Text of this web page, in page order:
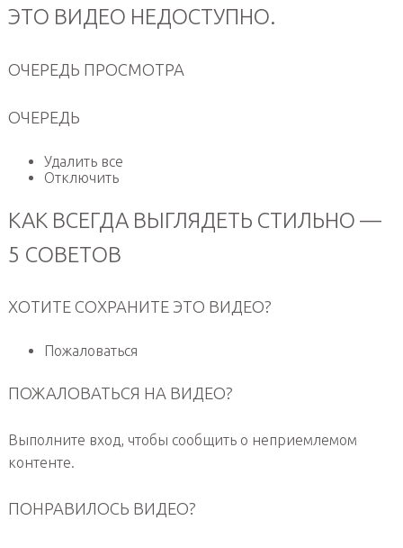
ЭТО ВИДЕО НЕДОСТУПНО.
ОЧЕРЕДЬ ПРОСМОТРА
ОЧЕРЕДЬ
Удалить все
Отключить
КАК ВСЕГДА ВЫГЛЯДЕТЬ СТИЛЬНО —
5 СОВЕТОВ
ХОТИТЕ СОХРАНИТЕ ЭТО ВИДЕО?
Пожаловаться
ПОЖАЛОВАТЬСЯ НА ВИДЕО?
Выполните вход, чтобы сообщить о неприемлемом
контенте.
ПОНРАВИЛОСЬ ВИДЕО?